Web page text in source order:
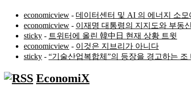
economicview - 데이터센터 및 AI 의 에너지 소모
economicview - 이재명 대통령의 지지도와 부동
sticky - 트위터에 올린 韓中日 현재 상황 트윗
economicview - 이것은 지브리가 아니다
sticky - “기술산업복합체”의 등장을 경고하는 조
EconomiX